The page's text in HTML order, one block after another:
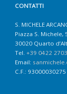
CONTATTI
S. MICHELE
Piazza S. Michele,
30020 Quarto
Tel. +39 0422
Email:
C.F.: 93000030275